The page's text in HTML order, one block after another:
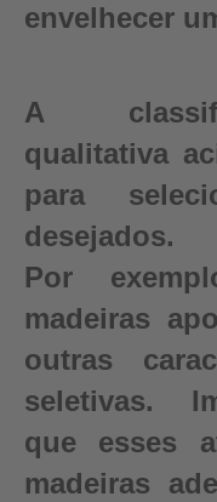
envelhecer
A
qualitativa
para
desejados.
Por
madeiras
outras
seletivas.
que esses
madeiras